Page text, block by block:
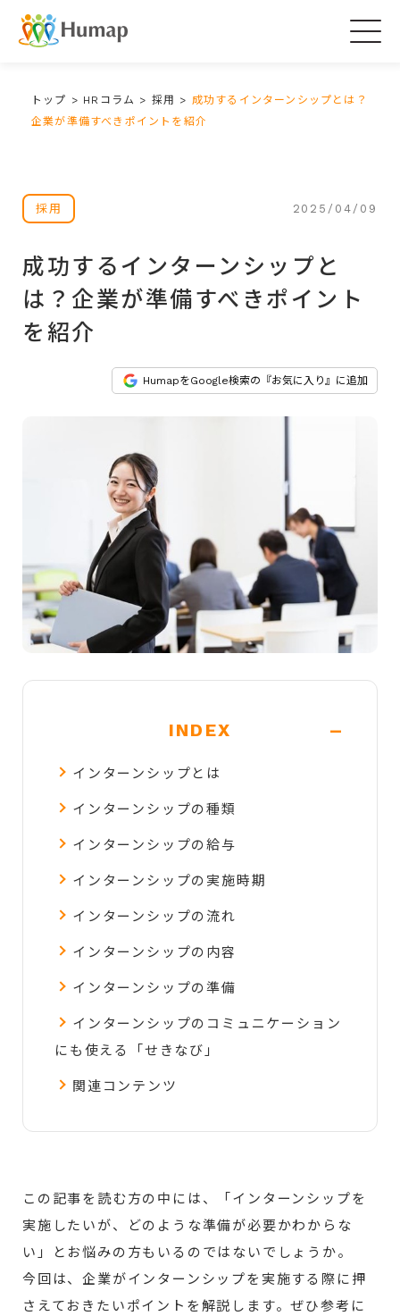
トップ > HRコラム > 採用 > 成功するインターンシップとは？
企業が準備すべきポイントを紹介
採用 2025/04/09
成功するインターンシップと
は？企業が準備すべきポイント
を紹介
HumapをGoogle検索の『お気に入り』に追加
INDEX -
インターンシップとは
インターンシップの種類
インターンシップの給与
インターンシップの実施時期
インターンシップの流れ
インターンシップの内容
インターンシップの準備
インターンシップのコミュニケーション
にも使える「せきなび」
関連コンテンツ
この記事を読む方の中には、「インターンシップを
実施したいが、どのような準備が必要かわからな
い」とお悩みの方もいるのではないでしょうか。
今回は、企業がインターンシップを実施する際に押
さえておきたいポイントを解説します。ぜひ参考に